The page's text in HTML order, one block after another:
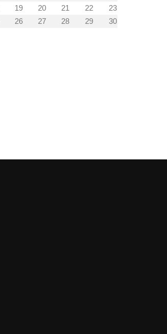
19 20 21 22
23
26 27 28 29
30